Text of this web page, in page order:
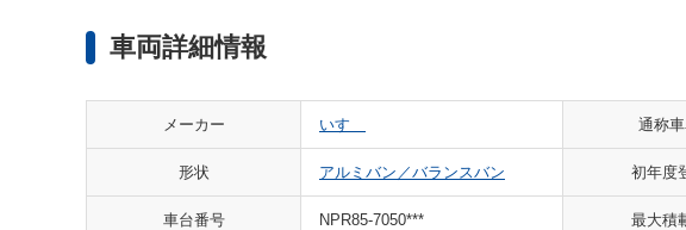
車両詳細情報
メーカー いすゞ 通称車
形状 アルミバン／バランスバン 初年度
車台番号 NPR85-7050*** 最大積